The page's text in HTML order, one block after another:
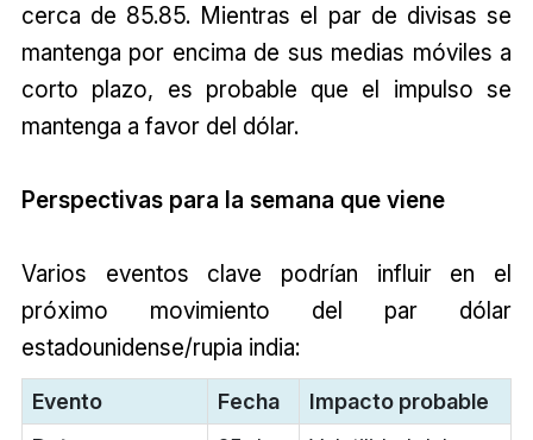
cerca de ₹85.85. Mientras el par de divisas se
mantenga por encima de sus medias móviles a
corto plazo, es probable que el impulso se
mantenga a favor del dólar.
Perspectivas para la semana que viene
Varios eventos clave podrían influir en el
próximo movimiento del par dólar
estadounidense/rupia india:
Evento Fecha
Impacto probable